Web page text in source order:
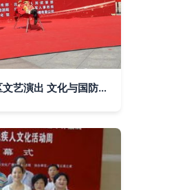
北辰区组织国防教育进社区文艺演出 文化与国防的深度融合